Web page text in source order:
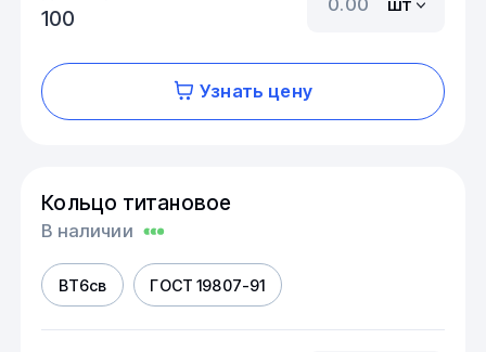
100
шт
Узнать цену
Кольцо титановое
В наличии
ВТ6св ГОСТ 19807-91